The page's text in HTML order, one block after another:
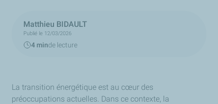
Matthieu BIDAULT
Publié le 12/03/2026
4 minde lecture
La transition énergétique est au cœur des
préoccupations actuelles. Dans ce contexte, la